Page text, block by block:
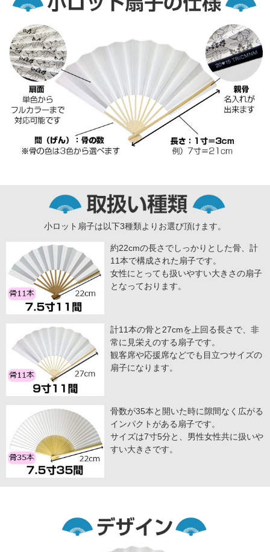
小ロット扇子は以下3種類よりお選び頂けます。
約22cmの長さでしっかりとした骨、計
11本で構成された扇子です。
女性にとっても扱いやすい大きさの扇子
となっております。
計11本の骨と27cmを上回る長さで、非
常に見栄えのする扇子です。
観客席や応援席などでも目立つサイズの
扇子になります。
骨数が35本と開いた時に隙間なく広がる
インパクトがある扇子です。
サイズは7寸5分と、男性女性共に扱いや
すい大きさです。